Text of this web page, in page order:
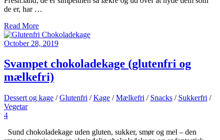
de er, har …
Read More
October 28, 2019
Svampet chokoladekage (glutenfri og
mælkefri)
Dessert og kage /Glutenfri /Kage /Mælkefri / Snacks / Sukkerfri /
Vegetar
4
Sund chokoladekage uden gluten, sukker, smør og mel – den